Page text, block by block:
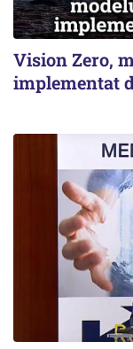
Vision Zero,
implementat